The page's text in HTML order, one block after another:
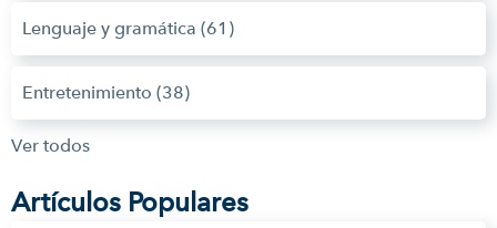
Lenguaje y gramática (61)
Entretenimiento (38)
Ver todos
Artículos Populares